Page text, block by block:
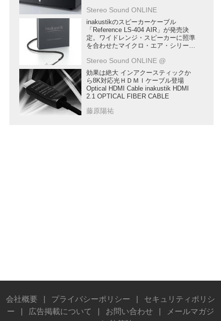
搭載
Stereo Sound ONLINE
inakustikのスピーカーケーブル
「Reference LS-404 AIR」が発売決
定。ワイドレンジ・スピーカーに照準
を合わせたマイクロ・エア・シリーズ
Stereo Sound ONLINE @
効果は絶大 インアクースティックか
ら8K対応光ＨＤＭＩケーブル登場
Optical HDMI Cable inakustik HDMI
2.1 OPTICAL FIBER CABLE
藤原陽祐
会社概要 プライバシーポリシー
セキュリティポリシ
ー
広告掲載について お問い合わせ
メールマガジ